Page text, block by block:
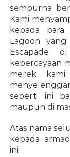
sempurna
Kami
kepada
Lagoon
Escapade
kepercayaan
merek
seperti ini
maupun di
Atas nama
kepada
ini: